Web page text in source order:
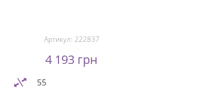
Артикул: 222837
4 193 грн
55